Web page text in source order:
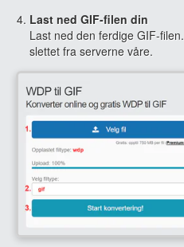
Last ned GIF-filen din
Last ned den ferdige GIF-
slettet fra serverne våre.